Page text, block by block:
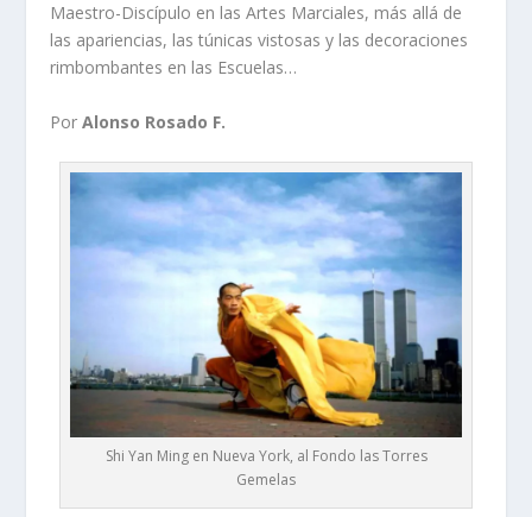
Maestro-Discípulo en las Artes Marciales, más allá de
las apariencias, las túnicas vistosas y las decoraciones
rimbombantes en las Escuelas…
PorAlonso Rosado F.
Shi Yan Ming en Nueva York, al Fondo las Torres
Gemelas